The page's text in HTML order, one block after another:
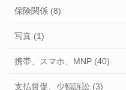
保険関係 (8)
写真 (1)
携帯、スマホ、MNP (40)
支払督促、少額訴訟 (3)